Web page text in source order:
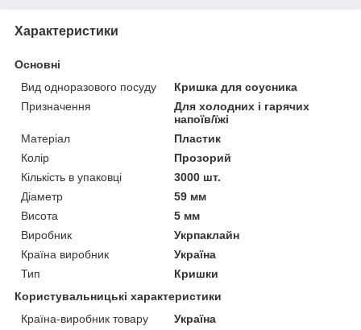
Характеристики
Основні
Вид одноразового посуду
Кришка для соусника
Призначення
Для холодних і гарячих
напоїв/їжі
Матеріал
Пластик
Колір
Прозорий
Кількість в упаковці
3000 шт.
Діаметр
59 мм
Висота
5 мм
Виробник
Укрпаклайн
Країна виробник
Україна
Тип
Кришки
Користувальницькі характеристики
Країна-виробник товару
Україна